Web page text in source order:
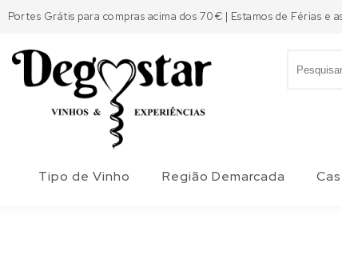
Portes Grátis para compras acima dos 70€ | Estamos de Férias
Tipo de Vinho Região Demarcada